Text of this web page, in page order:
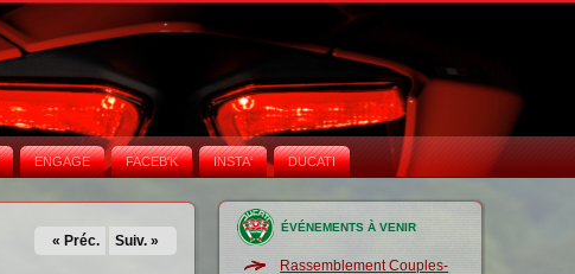
ENGAGE FACEB'K INSTA‘ DUCATI
« Préc. Suiv. »
ÉVÉNEMENTS À VENIR
Rassemblement Couples-